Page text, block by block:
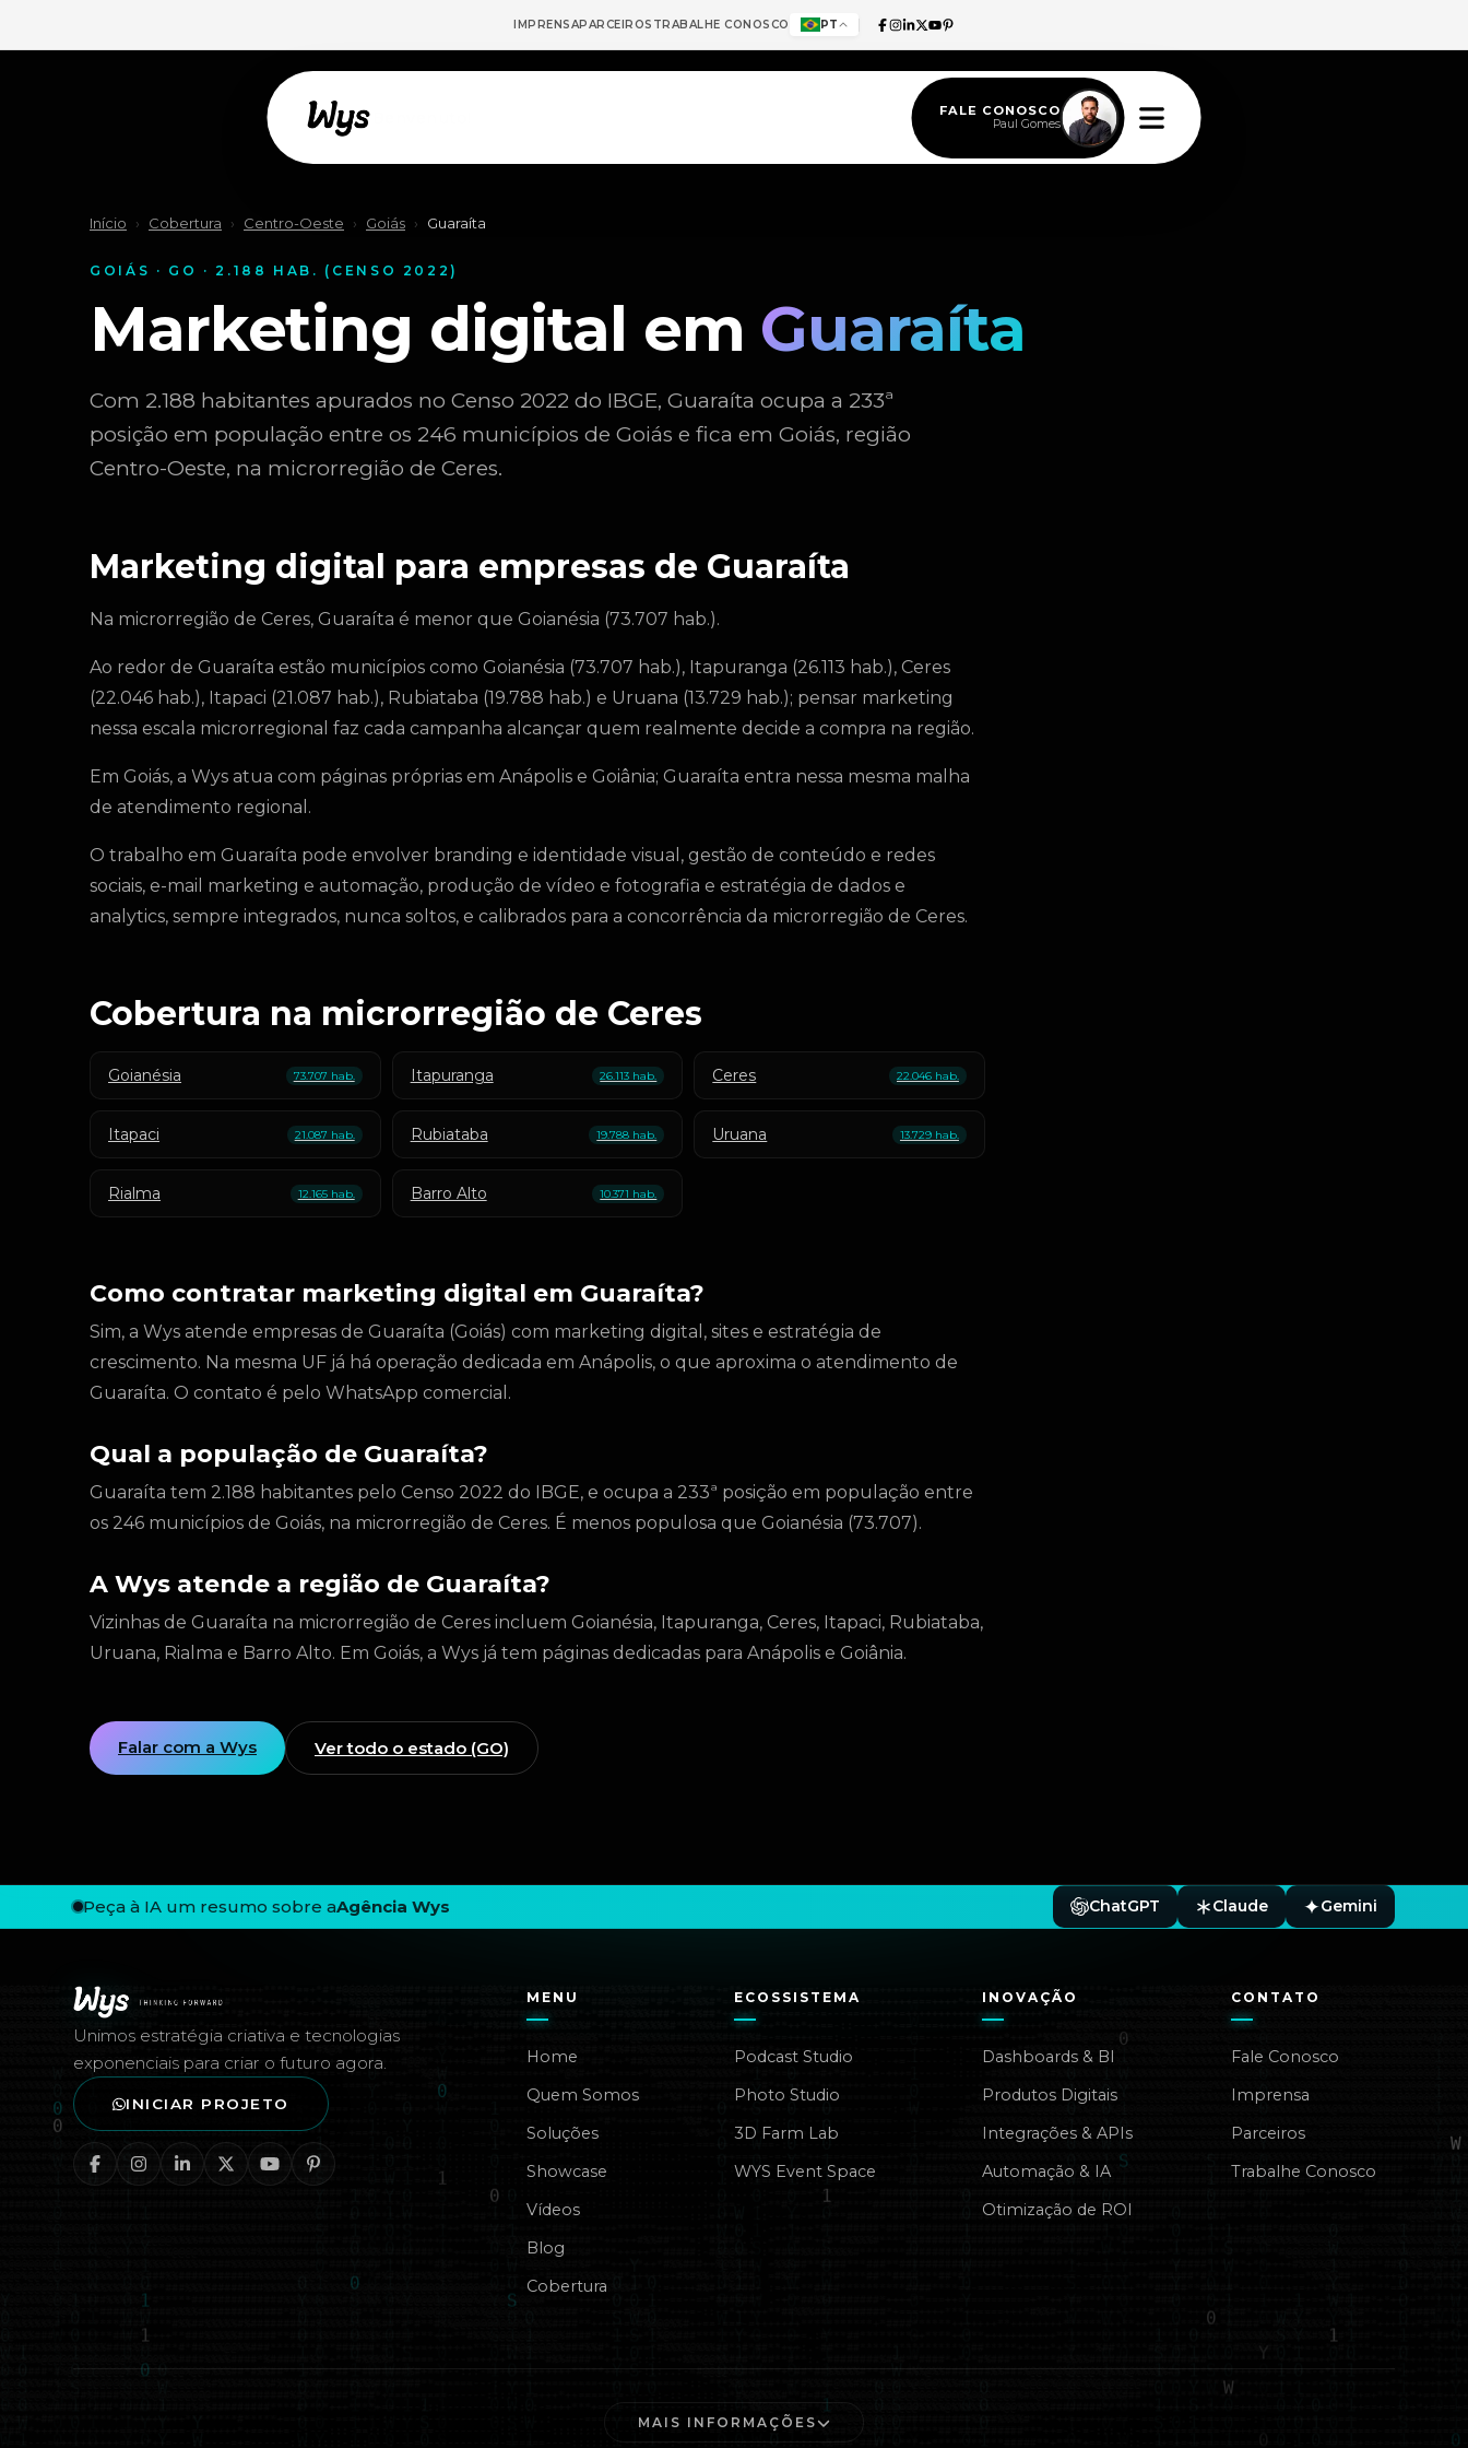
IMPRENSAPARCEIROS TRABALHE CONOSCO PT
FALE CONOSCO
Paul Gomes
Início › Cobertura › Centro-Oeste › Goiás › Guaraíta
GOIÁS · GO · 2.188 HAB. (CENSO 2022)
Marketing digital em Guaraíta
Com 2.188 habitantes apurados no Censo 2022 do IBGE, Guaraíta ocupa a 233ª
posição em população entre os 246 municípios de Goiás e fica em Goiás, região
Centro-Oeste, na microrregião de Ceres.
Marketing digital para empresas de Guaraíta
Na microrregião de Ceres, Guaraíta é menor que Goianésia (73.707 hab.).
Ao redor de Guaraíta estão municípios como Goianésia (73.707 hab.), Itapuranga (26.113 hab.), Ceres
(22.046 hab.), Itapaci (21.087 hab.), Rubiataba (19.788 hab.) e Uruana (13.729 hab.); pensar marketing
nessa escala microrregional faz cada campanha alcançar quem realmente decide a compra na região.
Em Goiás, a Wys atua com páginas próprias em Anápolis e Goiânia; Guaraíta entra nessa mesma malha
de atendimento regional.
O trabalho em Guaraíta pode envolver branding e identidade visual, gestão de conteúdo e redes
sociais, e-mail marketing e automação, produção de vídeo e fotografia e estratégia de dados e
analytics, sempre integrados, nunca soltos, e calibrados para a concorrência da microrregião de Ceres.
Cobertura na microrregião de Ceres
Goianésia 73.707 hab. Itapuranga 26.113 hab. Ceres 22.046 hab.
Itapaci 21.087 hab. Rubiataba 19.788 hab. Uruana 13.729 hab.
Rialma 12.165 hab. Barro Alto 10.371 hab.
Como contratar marketing digital em Guaraíta?
Sim, a Wys atende empresas de Guaraíta (Goiás) com marketing digital, sites e estratégia de
crescimento. Na mesma UF já há operação dedicada em Anápolis, o que aproxima o atendimento de
Guaraíta. O contato é pelo WhatsApp comercial.
Qual a população de Guaraíta?
Guaraíta tem 2.188 habitantes pelo Censo 2022 do IBGE, e ocupa a 233ª posição em população entre
os 246 municípios de Goiás, na microrregião de Ceres. É menos populosa que Goianésia (73.707).
A Wys atende a região de Guaraíta?
Vizinhas de Guaraíta na microrregião de Ceres incluem Goianésia, Itapuranga, Ceres, Itapaci, Rubiataba,
Uruana, Rialma e Barro Alto. Em Goiás, a Wys já tem páginas dedicadas para Anápolis e Goiânia.
Falar com a Wys Ver todo o estado (GO)
Rodapé — Agência Wys
Peça à IA um resumo sobre aAgência Wys ChatGPT Claude Gemini
Unimos estratégia criativa e tecnologias
exponenciais para criar o futuro agora.
INICIAR PROJETO
MENU
Home
Quem Somos
Soluções
Showcase
Vídeos
Blog
Cobertura
ECOSSISTEMA
Podcast Studio
Photo Studio
3D Farm Lab
WYS Event Space
INOVAÇÃO
Dashboards & BI
Produtos Digitais
Integrações & APIs
Automação & IA
Otimização de ROI
CONTATO
Fale Conosco
Imprensa
Parceiros
Trabalhe Conosco
MAIS INFORMAÇÕES